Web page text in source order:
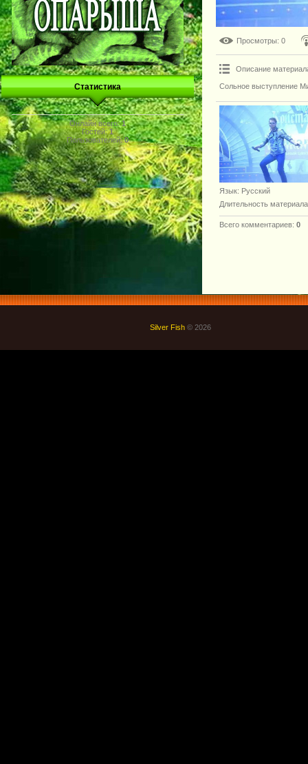
Статистика
Онлайн всего:1
Гостей:1
Пользователей:0
Просмотры: 0
Описание
Сольное выступление
Язык: Русский
Длительность материала
Всего комментариев: 0
Silver Fish © 2026